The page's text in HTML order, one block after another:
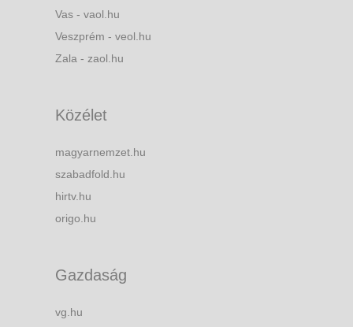
Vas - vaol.hu
Veszprém - veol.hu
Zala - zaol.hu
Közélet
magyarnemzet.hu
szabadfold.hu
hirtv.hu
origo.hu
Gazdaság
vg.hu